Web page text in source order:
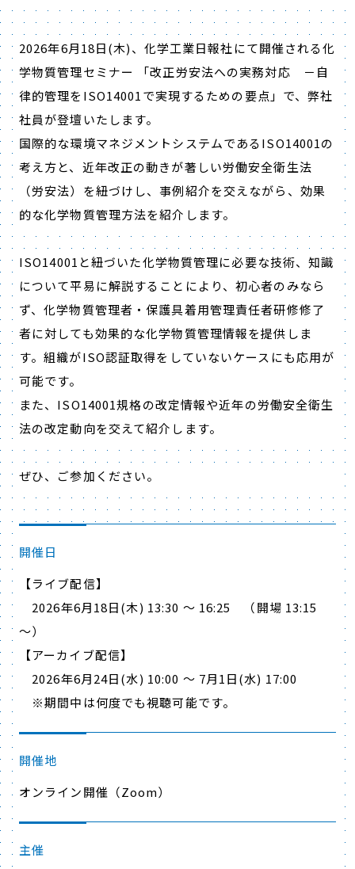
2026年6月18日(木)、化学工業日報社にて開催される化
学物質管理セミナー
「改正労安法への実務対応 －自
律的管理をISO14001で実現するための要点」で、弊社
社員が登壇いたします。
国際的な環境マネジメントシステムであるISO14001の
考え方と、近年改正の動きが著しい労働安全衛生法
（労安法）を紐づけし、事例紹介を交えながら、効果
的な化学物質管理方法を紹介します。
ISO14001と紐づいた化学物質管理に必要な技術、知識
について平易に解説することにより、初心者のみなら
ず、化学物質管理者・保護具着用管理責任者研修修了
者に対しても効果的な化学物質管理情報を提供しま
す。組織がISO認証取得をしていないケースにも応用が
可能です。
また、ISO14001規格の改定情報や近年の労働安全衛生
法の改定動向を交えて紹介します。
ぜひ、ご参加ください。
開催日
【ライブ配信】
2026年6月18日(木) 13:30 ～ 16:25 （開場 13:15
～）
【アーカイブ配信】
2026年6月24日(水) 10:00 ～ 7月1日(水) 17:00
※期間中は何度でも視聴可能です。
開催地
オンライン開催（Zoom）
主催